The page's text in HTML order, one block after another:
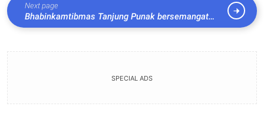
Next page
Bhabinkamtibmas Tanjung Punak bersemangat
dampingi warga dalam manfaatkan lahan kosong
SPECIAL ADS